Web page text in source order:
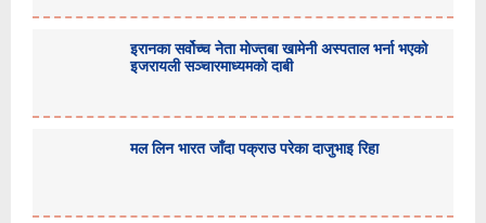
इरानका सर्वोच्च नेता मोज्तबा खामेनी अस्पताल भर्ना भएको
इजरायली सञ्चारमाध्यमको दाबी
मल लिन भारत जाँदा पक्राउ परेका दाजुभाइ रिहा